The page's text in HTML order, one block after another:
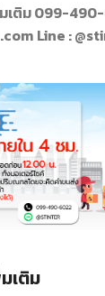
เติม 099-
Line :
เติม